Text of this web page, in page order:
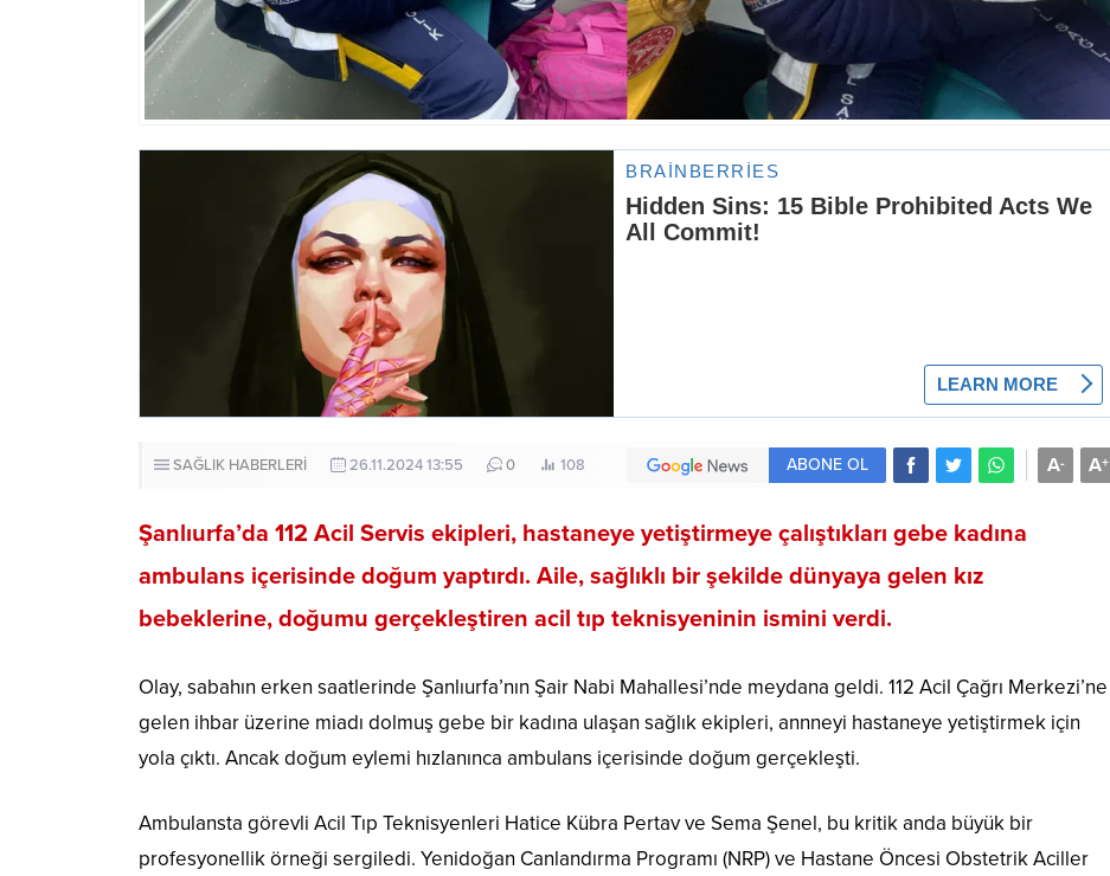
SAĞLIK HABERLERİ 26.11.2024 13:55 0 108 A+
A-
ABONE OL
Şanlıurfa’da 112 Acil Servis ekipleri, hastaneye yetiştirmeye çalıştıkları gebe kadına
ambulans içerisinde doğum yaptırdı. Aile, sağlıklı bir şekilde dünyaya gelen kız
bebeklerine, doğumu gerçekleştiren acil tıp teknisyeninin ismini verdi.
Olay, sabahın erken saatlerinde Şanlıurfa’nın Şair Nabi Mahallesi’nde meydana geldi. 112 Acil Çağrı Merkezi’ne
gelen ihbar üzerine miadı dolmuş gebe bir kadına ulaşan sağlık ekipleri, annneyi hastaneye yetiştirmek için
yola çıktı. Ancak doğum eylemi hızlanınca ambulans içerisinde doğum gerçekleşti.
Ambulansta görevli Acil Tıp Teknisyenleri Hatice Kübra Pertav ve Sema Şenel, bu kritik anda büyük bir
profesyonellik örneği sergiledi. Yenidoğan Canlandırma Programı (NRP) ve Hastane Öncesi Obstetrik Aciller